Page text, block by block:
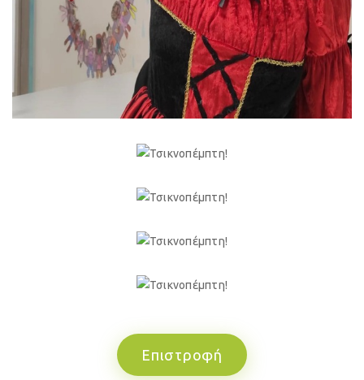
Επιστροφή